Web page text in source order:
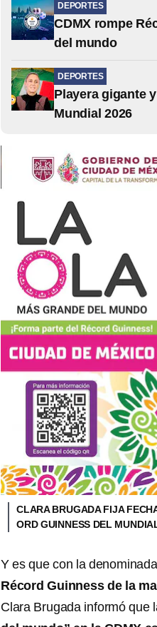
DEPORTES
CDMX rompe
del mundo
DEPORTES
Playera gigante
Mundial 2026
CLARA BRUGADA FIJA
ORD GUINNESS DEL
Y es que con la
Récord Guinness de la
Clara Brugada informó que